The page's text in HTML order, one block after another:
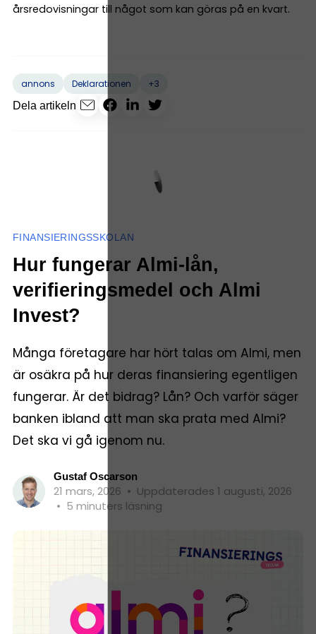
årsredovisningar till något som kan göras på en kvart.
annons Deklarationen
+3
Dela artikeln
FINANSIERINGSSKOLAN
Hur fungerar Almi-lån,
verifieringsmedel och Almi
Invest?
Många företagare har hört talas om Almi, men
är osäkra på hur deras finansiering egentligen
fungerar. Är det bidrag? Lån? Och varför säger
banken ibland att man ska prata med Almi?
Det ska vi gå igenom nu.
Gustaf Oscarson
21 mars, 2026 • Uppdaterades 1 augusti, 2026
• 5 minuters läsning